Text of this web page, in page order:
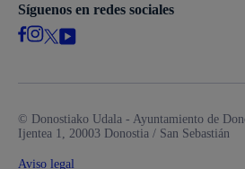
Síguenos en redes sociales
© Donostiako Udala - Ayuntamiento de
Ijentea 1, 20003 Donostia / San Sebastián
Aviso legal